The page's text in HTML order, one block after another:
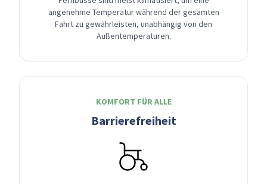
angenehme Temperatur während der gesamten
Fahrt zu gewährleisten, unabhängig von den
Außentemperaturen.
KOMFORT FÜR ALLE
Barrierefreiheit